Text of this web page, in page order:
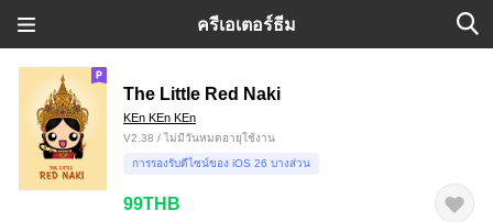
ครีเอเตอร์ธีม
The Little Red Naki
KEn KEn KEn
V2.38 / ไม่มีวันหมดอายุใช้งาน
การรองรับดีไซน์ของ iOS 26 บางส่วน
99THB